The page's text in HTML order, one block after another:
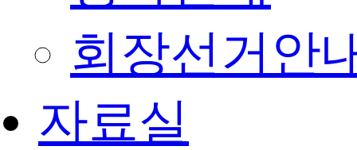
회장선거안
자료실